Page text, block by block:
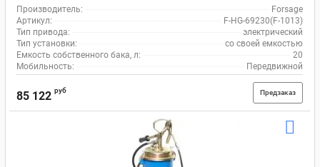
Производитель:
Forsage
Артикул:
F-HG-69230(F-1013)
Тип привода:
электрический
Тип установки:
со своей емкостью
Емкость собственного бака, л:
20
Мобильность:
Передвижной
85 122 руб Предзаказ